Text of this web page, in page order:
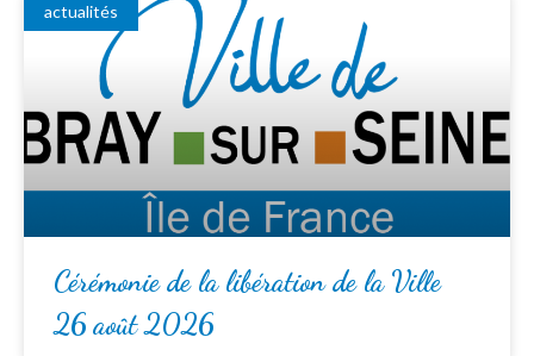
actualités
Cérémonie de la libération de la Ville
26 août 2026